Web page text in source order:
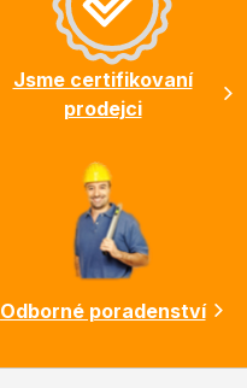
Jsme certifikovaní
prodejci
Odborné poradenství